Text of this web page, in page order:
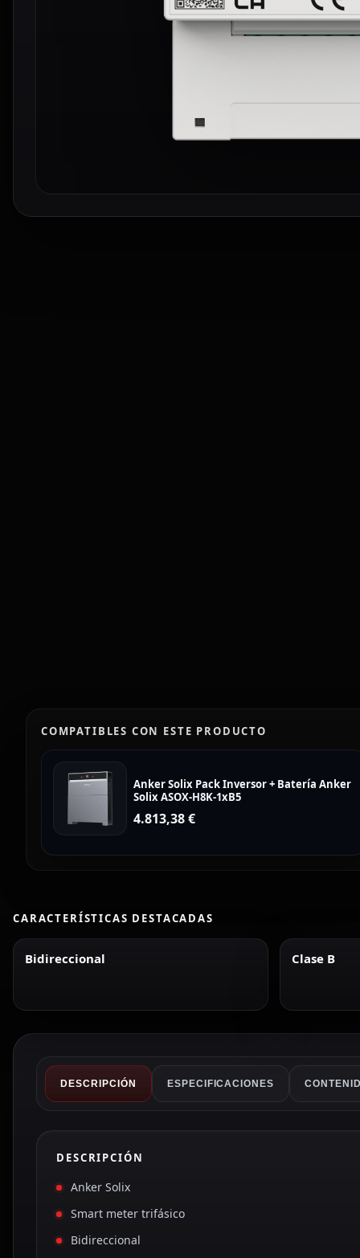
COMPATIBLES CON ESTE PRODUCTO
Anker Solix Pack Inversor + Batería Anker
Solix ASOX-H8K-1xB5
4.813,38€
CARACTERÍSTICAS DESTACADAS
Bidireccional Clase B
DESCRIPCIÓN ESPECIFICACIONES
DESCRIPCIÓN
Anker Solix
Smart meter trifásico
Bidireccional